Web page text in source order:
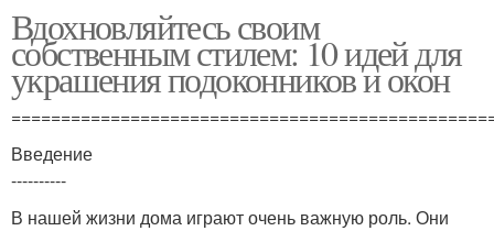
Вдохновляйтесь своим
собственным стилем: 10 идей для
украшения подоконников и окон
Введение
----------
В нашей жизни дома играют очень важную роль. Они